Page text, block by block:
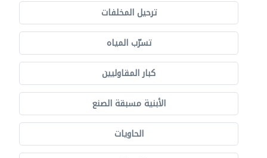
ترحيل المخلفات
تسرّب المياه
كبار المقاوليين
الأبنية مسبقة الصنع
الحاويات